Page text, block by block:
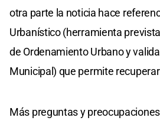
otra parte la noticia hace
Urbanístico (herramienta
de Ordenamiento Urbano y
Municipal) que permite
Más preguntas y